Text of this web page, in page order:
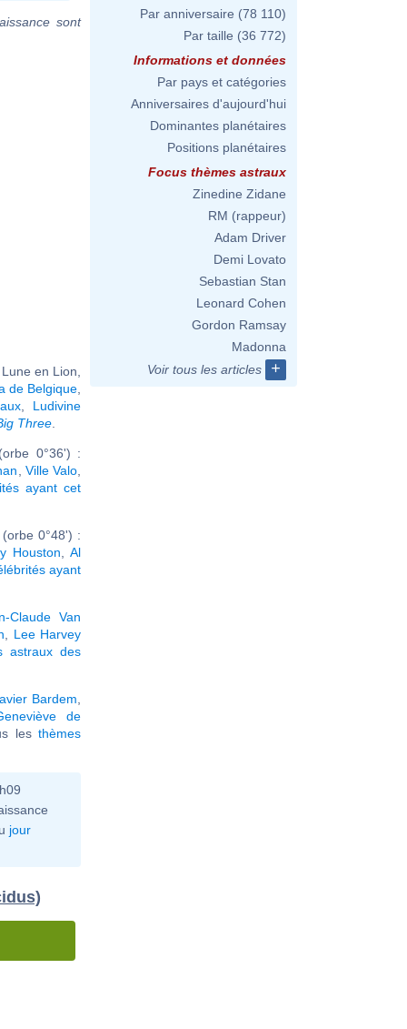
sont
en Lion,
de Belgique
Ludivine
Three
0°36') :
Ville Valo
ayant cet
0°48') :
Houston
Al
ayant
Claude Van
Lee Harvey
astraux des
Bardem
de
lesthèmes
jour
Par anniversaire (78 110)
Par taille (36 772)
Informations et données
Par pays et catégories
Anniversaires d'aujourd'hui
Dominantes planétaires
Positions planétaires
Focus thèmes astraux
Zinedine Zidane
RM (rappeur)
Adam Driver
Demi Lovato
Sebastian Stan
Leonard Cohen
Gordon Ramsay
Madonna
Voir tous les articles
+